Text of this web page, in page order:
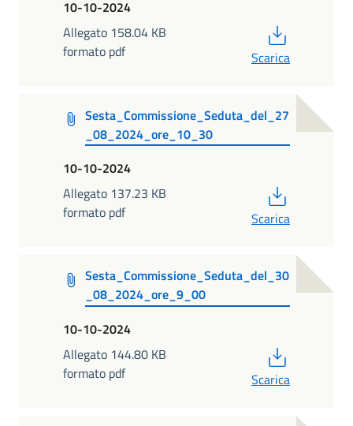
10-10-2024
Allegato 158.04 KB
formato pdf
Scarica
Sesta_Commissione_Seduta_del_27
_08_2024_ore_10_30
10-10-2024
Allegato 137.23 KB
formato pdf
Scarica
Sesta_Commissione_Seduta_del_30
_08_2024_ore_9_00
10-10-2024
Allegato 144.80 KB
formato pdf
Scarica